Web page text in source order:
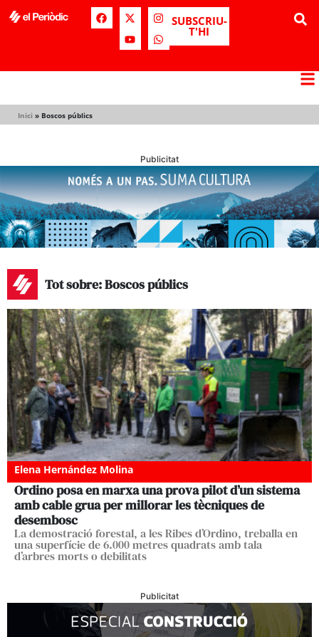
SUBSCRIU-
T'HI
Inici » Boscos públics
Publicitat
Tot sobre: Boscos públics
Elena Hernández Molina
Ordino posa en marxa una prova pilot d’un sistema
amb cable grua per millorar les tècniques de
desembosc
La demostració forestal, a les Ribes d’Ordino, treballa en
una superfície de 6.000 metres quadrats amb tala
d’arbres morts o debilitats
Publicitat